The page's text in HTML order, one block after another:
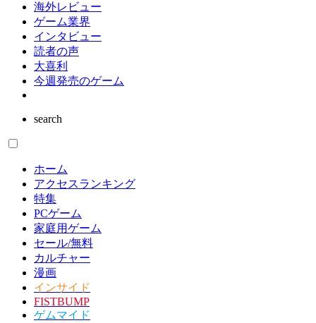
海外レビュー
ゲーム業界
インタビュー
読者の声
大喜利
今週発売のゲーム
search
ホーム
アクセスランキング
特集
PCゲーム
家庭用ゲーム
セール/無料
カルチャー
漫画
インサイド
FISTBUMP
ゲムマイド